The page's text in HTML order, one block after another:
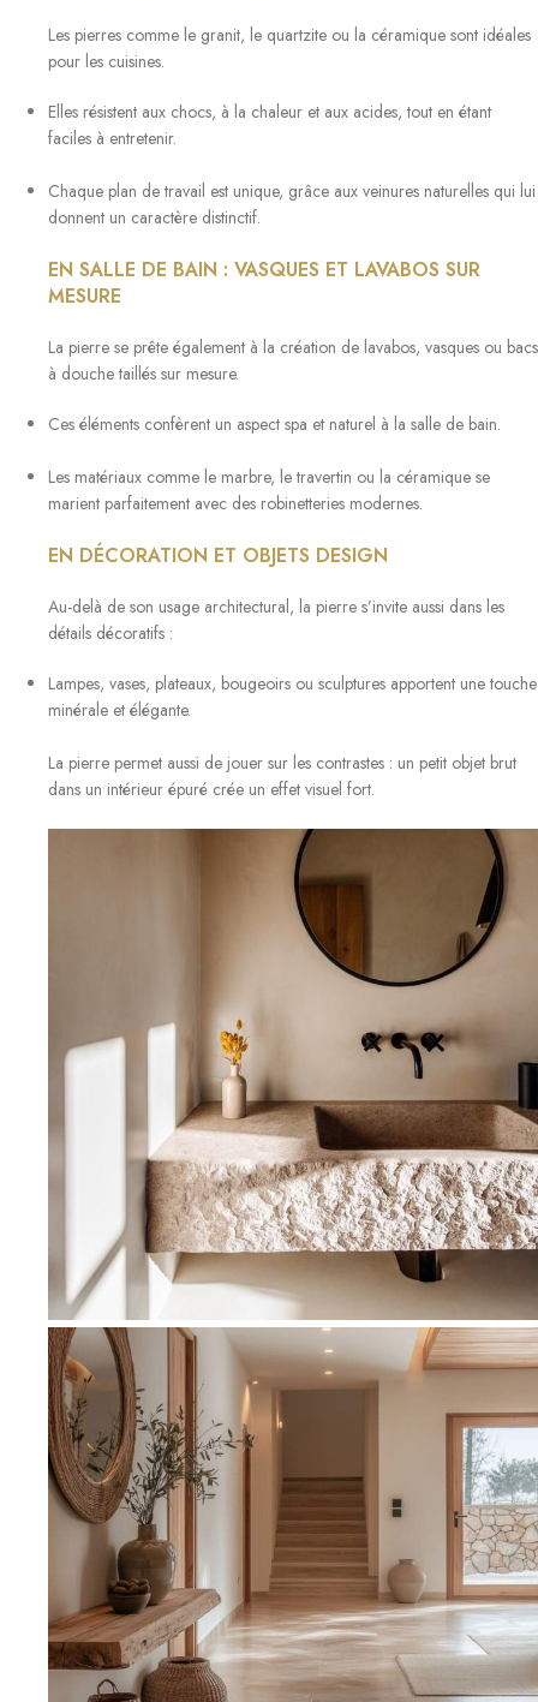
Les pierres comme le granit, le quartzite ou la céramique sont idéales
pour les cuisines.
Elles résistent aux chocs, à la chaleur et aux acides, tout en étant
faciles à entretenir.
Chaque plan de travail est unique, grâce aux veinures naturelles qui lui
donnent un caractère distinctif.
EN SALLE DE BAIN : VASQUES ET LAVABOS SUR
MESURE
La pierre se prête également à la création de lavabos, vasques ou bacs
à douche taillés sur mesure.
Ces éléments confèrent un aspect spa et naturel à la salle de bain.
Les matériaux comme le marbre, le travertin ou la céramique se
marient parfaitement avec des robinetteries modernes.
EN DÉCORATION ET OBJETS DESIGN
Au-delà de son usage architectural, la pierre s’invite aussi dans les
détails décoratifs :
Lampes, vases, plateaux, bougeoirs ou sculptures apportent une touche
minérale et élégante.
La pierre permet aussi de jouer sur les contrastes : un petit objet brut
dans un intérieur épuré crée un effet visuel fort.